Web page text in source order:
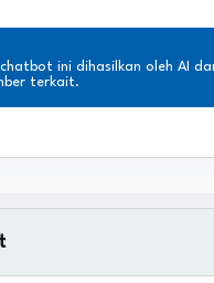
ini dihasilkan oleh AI
terkait.